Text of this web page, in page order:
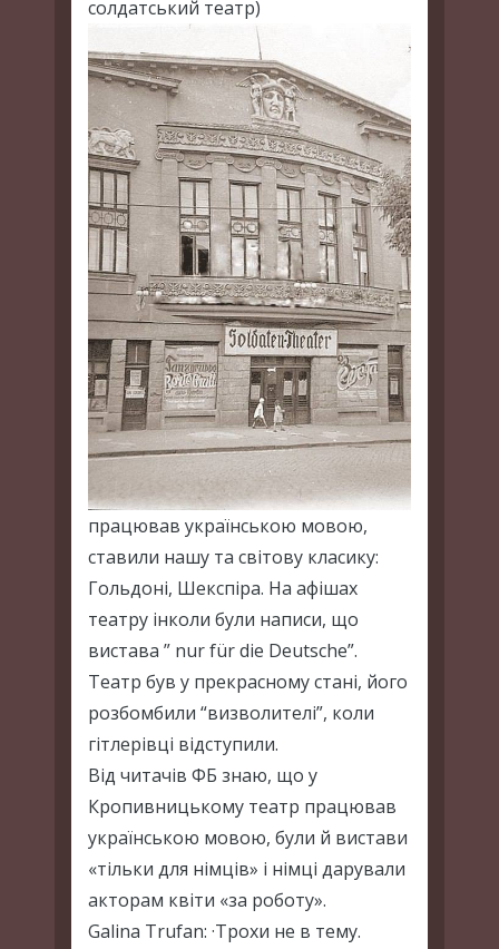
солдатський театр)
працював українською мовою,
ставили нашу та світову класику:
Гольдоні, Шекспіра. На афішах
театру інколи були написи, що
вистава ” nur für die Deutsche”.
Театр був у прекрасному стані, його
розбомбили “визволителі”, коли
гітлерівці відступили.
Від читачів ФБ знаю, що у
Кропивницькому театр працював
українською мовою, були й вистави
«тільки для німців» і німці дарували
акторам квіти «за роботу».
Galina Trufan: ·Трохи не в тему.